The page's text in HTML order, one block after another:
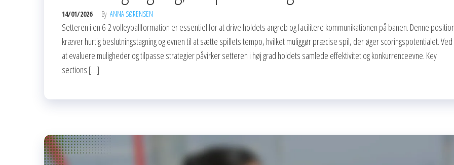
14/01/2026 By ANNA SØRENSEN
Setteren i en 6-2 volleyballformation er essentiel for at drive holdets angreb og facilitere kommunikationen på banen. Denne
kræver hurtig beslutningstagning og evnen til at sætte spillets tempo, hvilket muliggør præcise spil, der øger scoringspotentialet. Ved
at evaluere muligheder og tilpasse strategier påvirker setteren i høj grad holdets samlede effektivitet og konkurrenceevne. Key
sections […]